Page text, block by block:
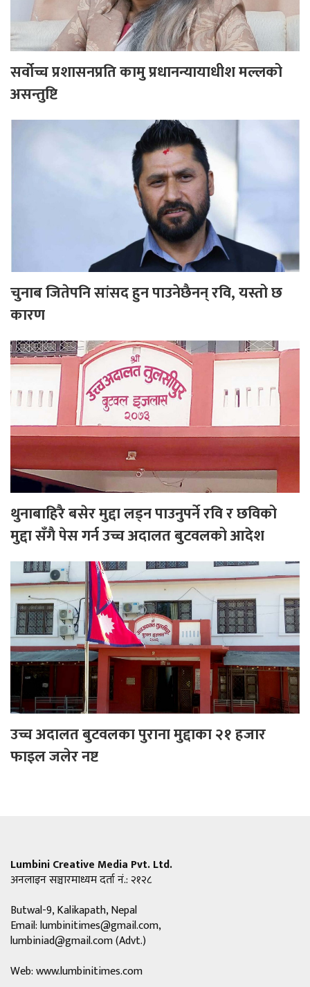
सर्वोच्च प्रशासनप्रति कामु प्रधानन्यायाधीश मल्लको
असन्तुष्टि
चुनाब जितेपनि सांसद हुन पाउनेछैनन् रवि, यस्तो छ
कारण
थुनाबाहिरै बसेर मुद्दा लड्न पाउनुपर्ने रवि र छविको
मुद्दा सँगै पेस गर्न उच्च अदालत बुटवलको आदेश
उच्च अदालत बुटवलका पुराना मुद्दाका २१ हजार
फाइल जलेर नष्ट
Lumbini Creative Media Pvt. Ltd.
अनलाइन सञ्चारमाध्यम दर्ता नं.: २१२८
Butwal-9, Kalikapath, Nepal
Email:lumbinitimes@gmail.com,
lumbiniad@gmail.com(Advt.)
Web: www.lumbinitimes.com